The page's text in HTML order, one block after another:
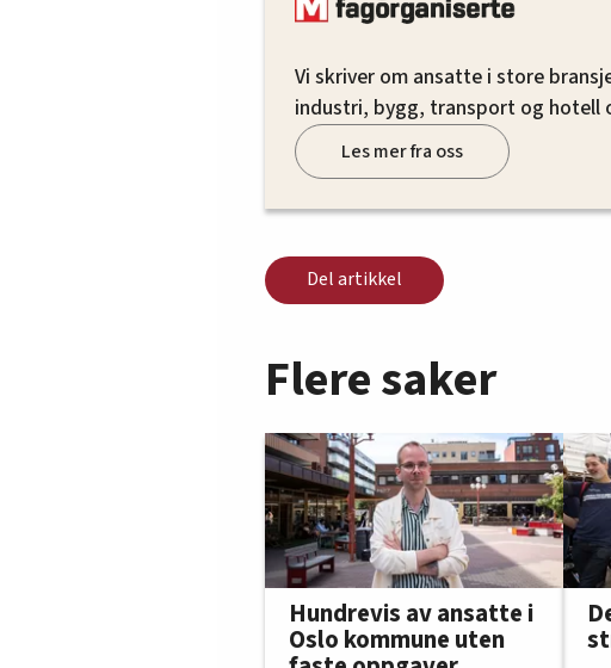
Vi skriver om ansatte i store
industri, bygg, transport og hotell
Les mer fra oss
Del artikkel
Flere saker
Hundrevis av ansatte i
Oslo kommune uten